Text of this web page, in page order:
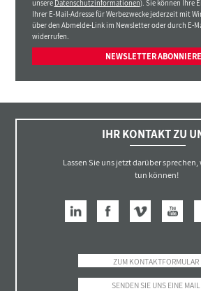
unsere Datenschutzinformationen). Sie können Ihre
Ihrer E-Mail-Adresse für Werbezwecke jederzeit mit
über den Abmelde-Link im Newsletter oder durch E-
widerrufen.
NEWSLETTER
IHR KONTAKT ZU
Lassen Sie uns jetzt darüber sprechen,
tun können!
ZUM KONTAKTFORMULAR
SENDEN SIE UNS EINE MAIL